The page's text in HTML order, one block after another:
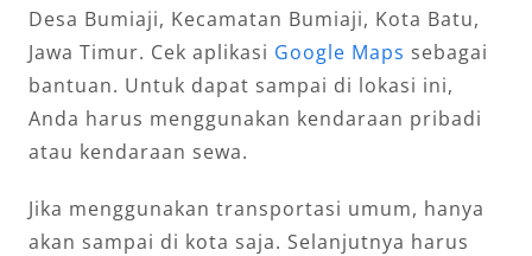
Desa Bumiaji, Kecamatan Bumiaji, Kota Batu,
Jawa Timur. Cek aplikasi Google Maps sebagai
bantuan. Untuk dapat sampai di lokasi ini,
Anda harus menggunakan kendaraan pribadi
atau kendaraan sewa.
Jika menggunakan transportasi umum, hanya
akan sampai di kota saja. Selanjutnya harus